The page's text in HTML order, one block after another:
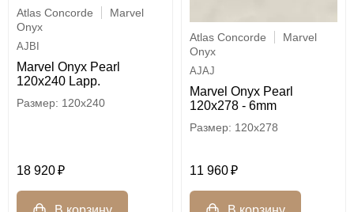
Atlas Concorde
Marvel
Onyx
AJBI
Marvel Onyx Pearl
120x240 Lapp.
120x240
18 920
Atlas Concorde
Marvel
Onyx
AJAJ
Marvel Onyx Pearl
120x278 - 6mm
120x278
11 960